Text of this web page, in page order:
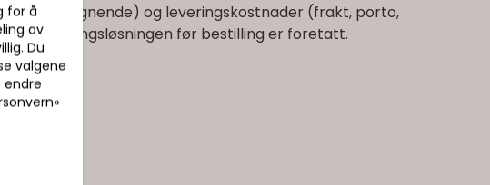
toll, og lignende) og leveringskostnader (frakt, porto,
i bestillingsløsningen før bestilling er foretatt.
for å
av
Du
valgene
endre